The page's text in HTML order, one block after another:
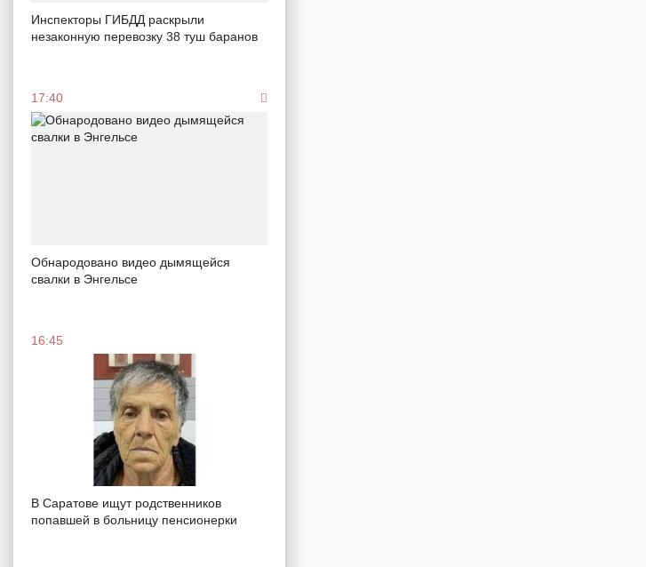
Инспекторы ГИБДД раскрыли
незаконную перевозку 38 туш баранов
17:40
Обнародовано видео дымящейся
свалки в Энгельсе
16:45
В Саратове ищут родственников
попавшей в больницу пенсионерки